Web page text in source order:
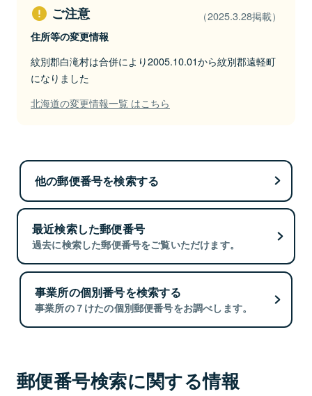
ご注意 （2025.3.28掲載）
住所等の変更情報
紋別郡白滝村は合併により2005.10.01から紋別郡遠軽町
になりました
北海道の変更情報一覧 はこちら
他の郵便番号を検索する
最近検索した郵便番号
過去に検索した郵便番号をご覧いただけます。
事業所の個別番号を検索する
事業所の７けたの個別郵便番号をお調べします。
郵便番号検索に関する情報